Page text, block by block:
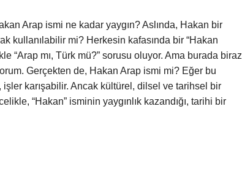
Arap ismi ne kadar yaygın? Aslında, Hakan bir
kullanılabilir mi? Herkesin kafasında bir “Hakan
“Arap mı, Türk mü?” sorusu oluyor. Ama burada biraz
Gerçekten de, Hakan Arap ismi mi? Eğer bu
karışabilir. Ancak kültürel, dilsel ve tarihsel bir
“Hakan” isminin yaygınlık kazandığı, tarihi bir